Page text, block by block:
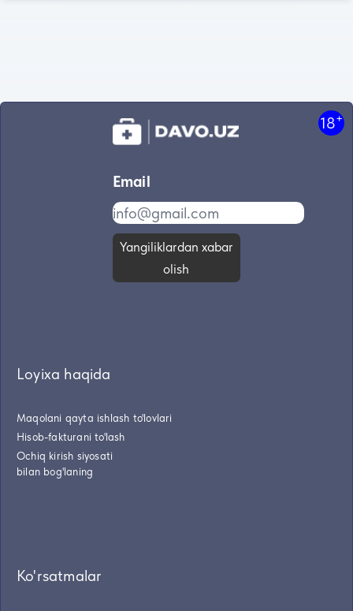
18+
Email
Yangiliklardan xabar
olish
Loyixa haqida
Maqolani qayta ishlash to'lovlari
Hisob-fakturani to'lash
Ochiq kirish siyosati
bilan bog'laning
Ko'rsatmalar